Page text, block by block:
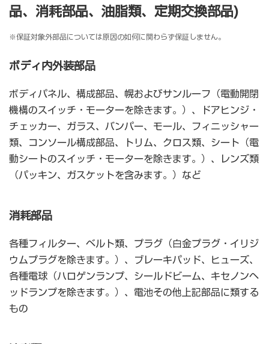
品、消耗部品、油脂類、定期交換部品)
※保証対象外部品については原因の如何に関わらず保証しません。
ボディ内外装部品
ボディパネル、構成部品、幌およびサンルーフ（電動開閉
機構のスイッチ・モーターを除きます。）、ドアヒンジ・
チェッカー、ガラス、バンパー、モール、フィニッシャー
類、コンソール構成部品、トリム、クロス類、シート（電
動シートのスイッチ・モーターを除きます。）、レンズ類
（パッキン、ガスケットを含みます。）など
消耗部品
各種フィルター、ベルト類、プラグ（白金プラグ・イリジ
ウムプラグを除きます。）、ブレーキパッド、ヒューズ、
各種電球（ハロゲンランプ、シールドビーム、キセノンヘ
ッドランプを除きます。）、電池その他上記部品に類する
もの